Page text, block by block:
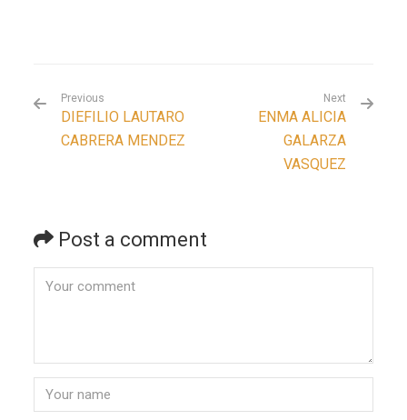
Previous
DIEFILIO LAUTARO
CABRERA MENDEZ
Next
ENMA ALICIA
GALARZA
VASQUEZ
Post a comment